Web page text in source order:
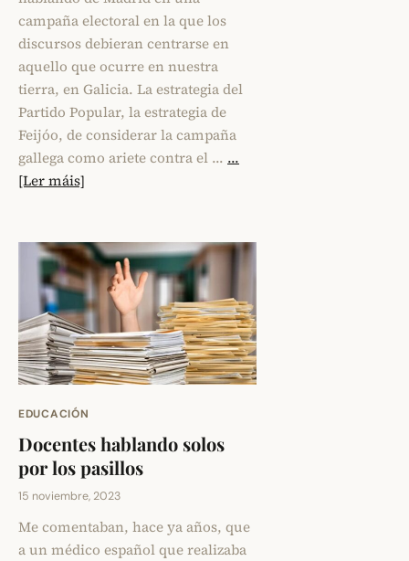
campaña electoral en la que los
discursos debieran centrarse en
aquello que ocurre en nuestra
tierra, en Galicia. La estrategia del
Partido Popular, la estrategia de
Feijóo, de considerar la campaña
gallega como ariete contra el … ...
[Ler máis]
EDUCACIÓN
Docentes hablando solos
por los pasillos
15 noviembre, 2023
Me comentaban, hace ya años, que
a un médico español que realizaba